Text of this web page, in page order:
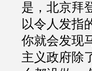
是，北京拜
以令人发指
你就会发现
主义政府除